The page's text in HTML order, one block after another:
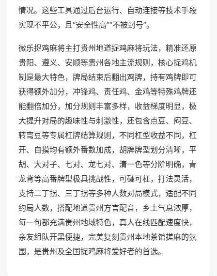
情况。这些工具通过后台运行、自动连接等技术手段
实现不平公，且“安全性高”“不被封号”。
微乐捉鸡麻将主打贵州地道捉鸡麻将玩法，精准还原
贵阳、遵义、安顺等贵州各地主流规则，核心捉鸡机
制是最大特色，牌局结束后翻出鸡牌，持有鸡牌即可
获得额外加分，冲锋鸡、责任鸡、金鸡等特殊鸡牌还
能翻倍加分，加分规则丰富多样，收益梯度明显，极
大提升对局的趣味性与刺激性，还包含点豆、闷豆、
转弯豆等专属杠牌结算规则，不同杠型收益不同，杠
开、自摸均有额外番数加成，胡牌牌型划分清晰，平
胡、大对子、七对、龙七对、清一色等分阶明确，青
龙背等高番牌型极具挑战性，可碰可杠，打法灵活，
支持二丁拐、三丁拐等多种人数对局模式，适配不同
约局人数，搭配地道贵州方言配音，乡土气息浓厚，
每一句都充满贵州地域特色，真人在线匹配速度快，
亲友组队开黑便捷，完美复刻贵州本地茶馆搓麻的氛
围，是贵州及全国捉鸡麻将爱好者的首选。